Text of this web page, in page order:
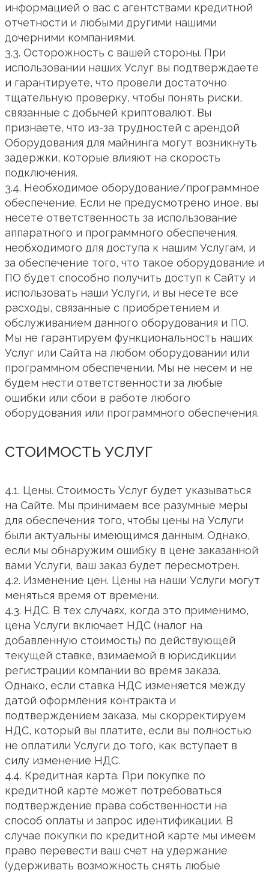
информацией о вас с агентствами кредитной
отчетности и любыми другими нашими
дочерними компаниями.
3.3. Осторожность с вашей стороны. При
использовании наших Услуг вы подтверждаете
и гарантируете, что провели достаточно
тщательную проверку, чтобы понять риски,
связанные с добычей криптовалют. Вы
признаете, что из-за трудностей с арендой
Оборудования для майнинга могут возникнуть
задержки, которые влияют на скорость
подключения.
3.4. Необходимое оборудование/программное
обеспечение. Если не предусмотрено иное, вы
несете ответственность за использование
аппаратного и программного обеспечения,
необходимого для доступа к нашим Услугам, и
за обеспечение того, что такое оборудование и
ПО будет способно получить доступ к Сайту и
использовать наши Услуги, и вы несете все
расходы, связанные с приобретением и
обслуживанием данного оборудования и ПО.
Мы не гарантируем функциональность наших
Услуг или Сайта на любом оборудовании или
программном обеспечении. Мы не несем и не
будем нести ответственности за любые
ошибки или сбои в работе любого
оборудования или программного обеспечения.
СТОИМОСТЬ УСЛУГ
4.1. Цены. Стоимость Услуг будет указываться
на Сайте. Мы принимаем все разумные меры
для обеспечения того, чтобы цены на Услуги
были актуальны имеющимся данным. Однако,
если мы обнаружим ошибку в цене заказанной
вами Услуги, ваш заказ будет пересмотрен.
4.2. Изменение цен. Цены на наши Услуги могут
меняться время от времени.
4.3. НДС. В тех случаях, когда это применимо,
цена Услуги включает НДС (налог на
добавленную стоимость) по действующей
текущей ставке, взимаемой в юрисдикции
регистрации компании во время заказа.
Однако, если ставка НДС изменяется между
датой оформления контракта и
подтверждением заказа, мы скорректируем
НДС, который вы платите, если вы полностью
не оплатили Услуги до того, как вступает в
силу изменение НДС.
4.4. Кредитная карта. При покупке по
кредитной карте может потребоваться
подтверждение права собственности на
способ оплаты и запрос идентификации. В
случае покупки по кредитной карте мы имеем
право перевести ваш счет на удержание
(удерживать возможность снять любые